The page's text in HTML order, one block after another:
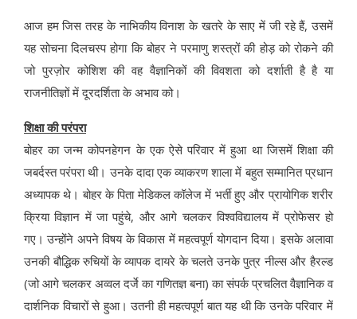
आज हम जिस तरह के नाभिकीय विनाश के खतरे के साए में जी रहे हैं, उसमें
यह सोचना दिलचस्प होगा कि बोहर ने परमाणु शस्त्रों की होड़ को रोकने की
जो पुरज़ोर कोशिश की वह वैज्ञानिकों की विवशता को दर्शाती है है या
राजनीतिज्ञों में दूरदर्शिता के अभाव को।
शिक्षा की परंपरा
बोहर का जन्म कोपनहेगन के एक ऐसे परिवार में हुआ था जिसमें शिक्षा की
जबर्दस्त परंपरा थी। उनके दादा एक व्याकरण शाला में बहुत सम्मानित प्रधान
अध्यापक थे। बोहर के पिता मेडिकल कॉलेज में भर्ती हुए और प्रायोगिक शरीर
क्रिया विज्ञान में जा पहुंचे, और आगे चलकर विश्वविद्यालय में प्रोफेसर हो
गए। उन्होंने अपने विषय के विकास में महत्वपूर्ण योगदान दिया। इसके अलावा
उनकी बौद्धिक रुचियों के व्यापक दायरे के चलते उनके पुत्र नील्स और हैरल्ड
(जो आगे चलकर अव्वल दर्जे का गणितज्ञ बना) का संपर्क प्रचलित वैज्ञानिक व
दार्शनिक विचारों से हुआ। उतनी ही महत्वपूर्ण बात यह थी कि उनके परिवार में